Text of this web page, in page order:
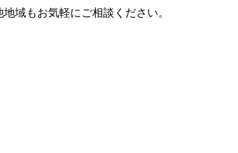
地域もお気軽にご相談ください。